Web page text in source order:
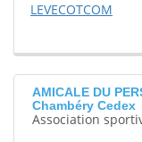
LEVECOTCOM
AMICALE DU
Chambéry Cedex
Association